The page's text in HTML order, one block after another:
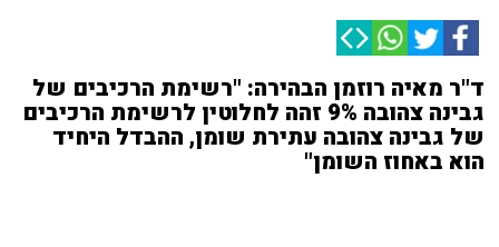
ד"ר מאיה רוזמן הבהירה: "רשימת הרכיבים של
גבינה צהובה 9% זהה לחלוטין לרשימת הרכיבים
של גבינה צהובה עתירת שומן, ההבדל היחיד
הוא באחוז השומן"